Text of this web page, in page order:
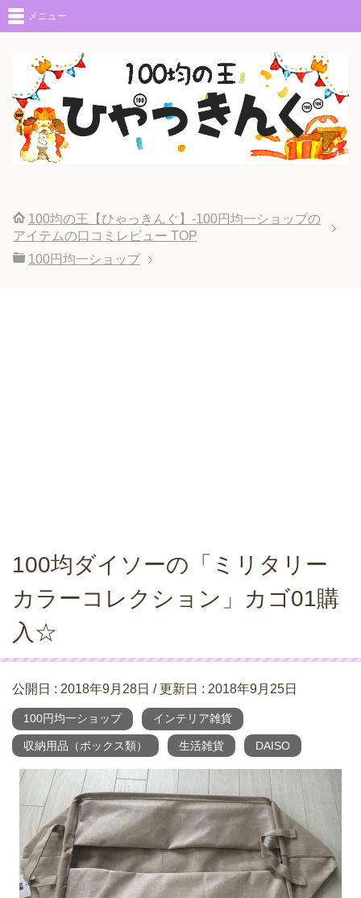
メニュー
100均の王【ひゃっきんぐ】-100円均一ショップの
アイテムの口コミレビュー TOP
100円均一ショップ
100均ダイソーの「ミリタリー
カラーコレクション」カゴ01購
入☆
公開日 : 2018年9月28日 / 更新日 : 2018年9月25日
100円均一ショップ インテリア雑貨
収納用品（ボックス類） 生活雑貨 DAISO